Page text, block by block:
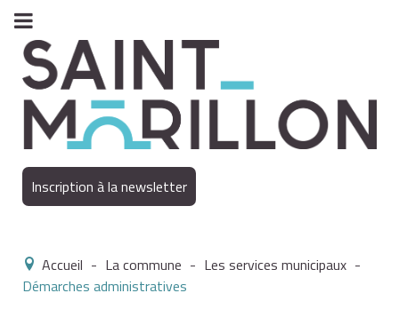
Inscription à la newsletter
Accueil - La commune - Les services municipaux -
Démarches administratives